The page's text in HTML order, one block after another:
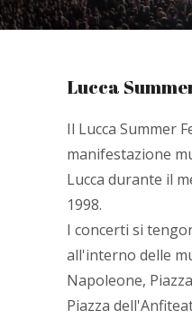
Lucca
Il Lucca Summer
manifestazione
Lucca durante il
1998.
I concerti si
all'interno delle
Napoleone,
Piazza